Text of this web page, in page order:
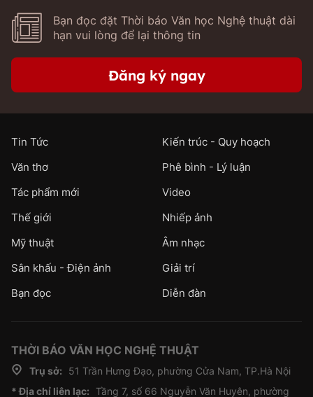
Bạn đọc đặt Thời báo Văn học Nghệ thuật dài
hạn vui lòng để lại thông tin
Đăng ký ngay
Tin Tức
Kiến trúc - Quy hoạch
Văn thơ
Phê bình - Lý luận
Tác phẩm mới
Video
Thế giới
Nhiếp ảnh
Mỹ thuật
Âm nhạc
Sân khấu - Điện ảnh
Giải trí
Bạn đọc
Diễn đàn
THỜI BÁO VĂN HỌC NGHỆ THUẬT
Trụ sở:
51 Trần Hưng Đạo, phường Cửa Nam, TP.Hà Nội
* Địa chỉ liên lạc: Tầng 7, số 66 Nguyễn Văn Huyên, phường